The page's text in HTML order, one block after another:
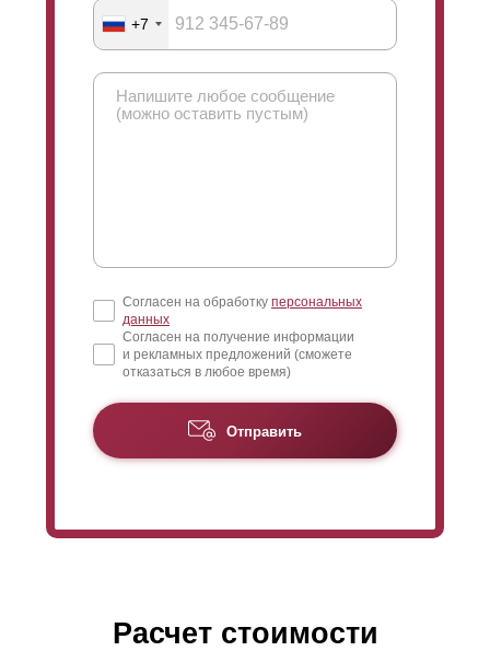
+7
Согласен на обработку персональных
данных
Согласен на получение информации
и рекламных предложений (сможете
отказаться в любое время)
Отправить
Расчет стоимости